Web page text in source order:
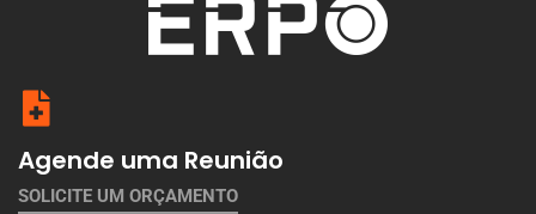
Agende uma Reunião
SOLICITE UM ORÇAMENTO